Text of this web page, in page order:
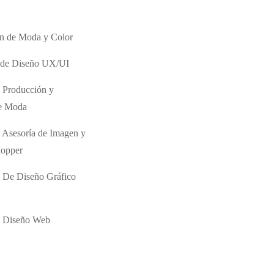
de Moda y Color
Diseño UX/UI
y
Moda
de Imagen y
De Diseño Gráfico
Web